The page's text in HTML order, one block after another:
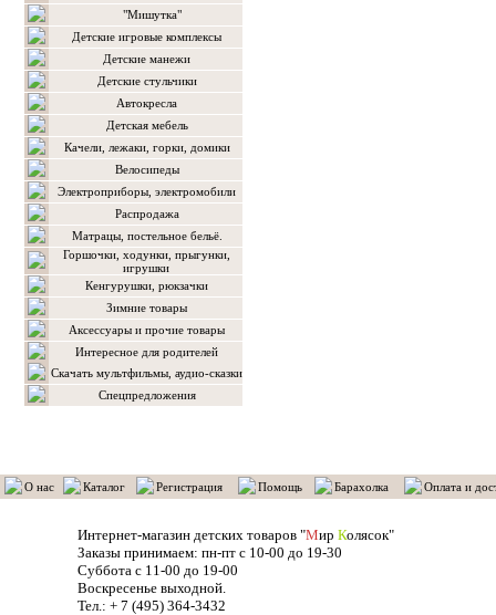
"Мишутка"
Детские игровые комплексы
Детские манежи
Детские стульчики
Автокресла
Детская мебель
Качели, лежаки, горки, домики
Велосипеды
Электроприборы, электромобили
Распродажа
Матрацы, постельное бельё.
Горшочки, ходунки, прыгунки,
игрушки
Кенгурушки, рюкзачки
Зимние товары
Аксессуары и прочие товары
Интересное для родителей
Скачать мультфильмы, аудио-сказки
Спецпредложения
О нас Каталог Регистрация Помощь Барахолка Оплата и
Интернет-магазин детских товаров "Мир Колясок"
Заказы принимаем: пн-пт с 10-00 до 19-30
Суббота с 11-00 до 19-00
Воскресенье выходной.
Тел.: + 7 (495) 364-3432